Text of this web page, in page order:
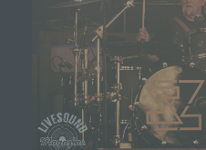
Service-Provider des
sonstige ähnliche Daten
Gefahrenabwehr im Falle
Bei der Nutzung dieser
Informationen ziehen
die betroffene Person.
vielmehr benötigt, um (1)